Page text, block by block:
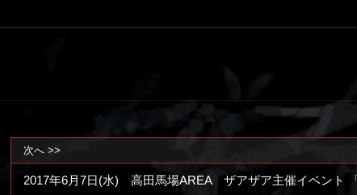
次へ >>
2017年6月7日(水) 高田馬場AREA ザアザア主催イベント 「